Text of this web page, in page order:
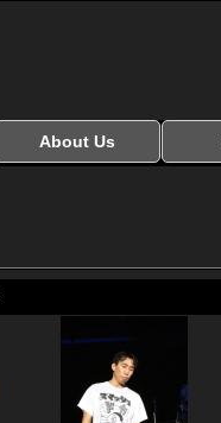
About Us